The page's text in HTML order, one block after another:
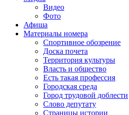
Видео
Фото
Афиша
Материалы номера
Спортивное обозрение
Доска почета
Территория культуры
Власть и общество
Есть такая профессия
Городская среда
Город трудовой доблести
Слово депутату
Страницы истории